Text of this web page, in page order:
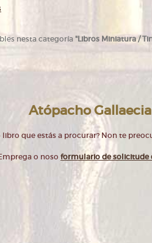
nesta categoría "Libros Miniatura /
Atópacho
que estás a procurar? Non te
o noso formulario de solicitude